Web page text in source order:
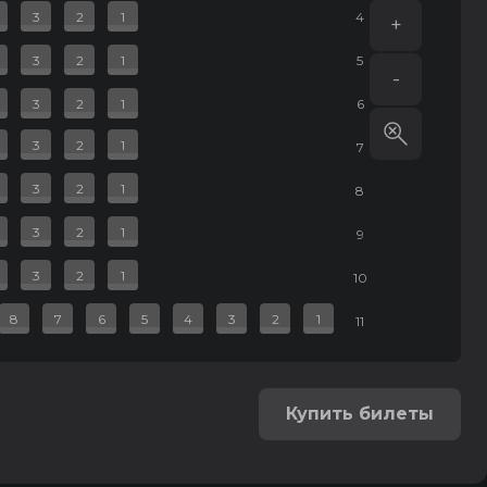
+
-
1
2
3
1
2
3
4
5
6
7
8
1
2
3
1
2
3
1
2
3
1
2
3
1
2
3
1
2
3
4
5
6
7
8
9
10
11
Купить билеты